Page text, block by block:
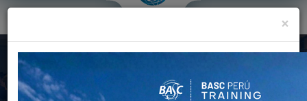
Formación y Capacitación
×